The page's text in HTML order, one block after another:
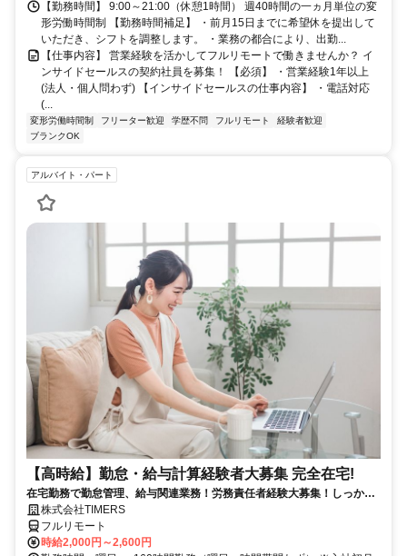
【勤務時間】 9:00～21:00（休憩1時間） 週40時間の一ヵ月単位の変
形労働時間制 【勤務時間補足】 ・前月15日までに希望休を提出して
いただき、シフトを調整します。 ・業務の都合により、出勤...
【仕事内容】 営業経験を活かしてフルリモートで働きませんか？ イ
ンサイドセールスの契約社員を募集！ 【必須】 ・営業経験1年以上
(法人・個人問わず) 【インサイドセールスの仕事内容】 ・電話対応
(...
変形労働時間制 フリーター歓迎 学歴不問 フルリモート
経験者歓迎
ブランクOK
アルバイト・パート
【高時給】勤怠・給与計算経験者大募集 完全在宅!
在宅勤務で勤怠管理、給与関連業務！労務責任者経験大募集！しっかり
稼ぎたい方、注目！
株式会社TIMERS
フルリモート
時給2,000円～2,600円